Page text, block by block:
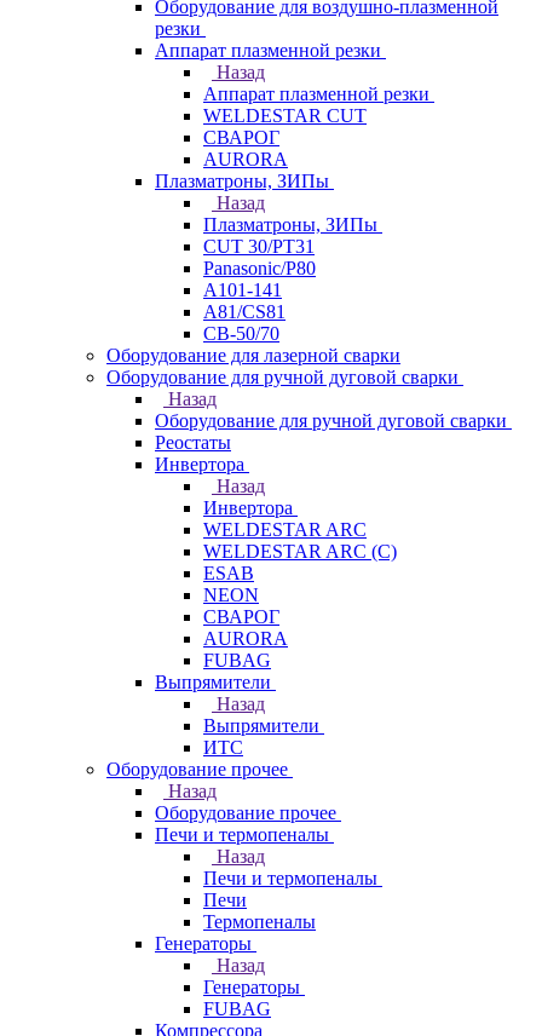
Оборудование для воздушно-плазменной
резки
Аппарат плазменной резки
Назад
Аппарат плазменной резки
WELDESTAR CUT
СВАРОГ
AURORA
Плазматроны, ЗИПы
Назад
Плазматроны, ЗИПы
CUT 30/PT31
Panasonic/P80
А101-141
А81/CS81
СВ-50/70
Оборудование для лазерной сварки
Оборудование для ручной дуговой сварки
Назад
Оборудование для ручной дуговой сварки
Реостаты
Инвертора
Назад
Инвертора
WELDESTAR ARC
WELDESTAR ARC (С)
ESAB
NEON
СВАРОГ
AURORA
FUBAG
Выпрямители
Назад
Выпрямители
ИТС
Оборудование прочее
Назад
Оборудование прочее
Печи и термопеналы
Назад
Печи и термопеналы
Печи
Термопеналы
Генераторы
Назад
Генераторы
FUBAG
Компрессора